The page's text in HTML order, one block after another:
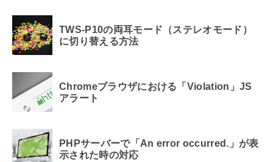
TWS-P10の両耳モード（ステレオモード）
に切り替える方法
Chromeブラウザにおける「Violation」JS
アラート
PHPサーバーで「An error occurred.」が表
示された時の対応